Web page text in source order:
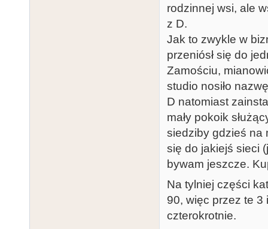
rodzinnej wsi, ale
z D.
Jak to zwykle w
przeniósł się do
Zamościu,
studio nosiło
D natomiast
mały pokoik
siedziby gdzieś na
się do jakiejś sieci
bywam jeszcze.
Na tylniej części
90, więc przez te 3
czterokrotnie.